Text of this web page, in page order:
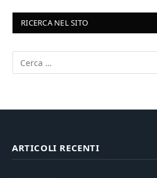
RICERCA NEL SITO
ARTICOLI RECENTI